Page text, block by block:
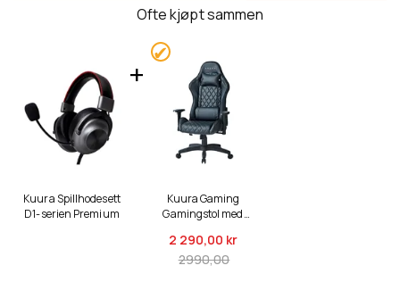
Ofte kjøpt sammen
Kuura Spillhodesett
D1-serien Premium
Kuura Gaming
Gamingstol med
2 290,00 kr
2990,00